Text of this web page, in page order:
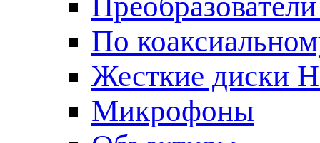
По
Жесткие диски
Микрофоны